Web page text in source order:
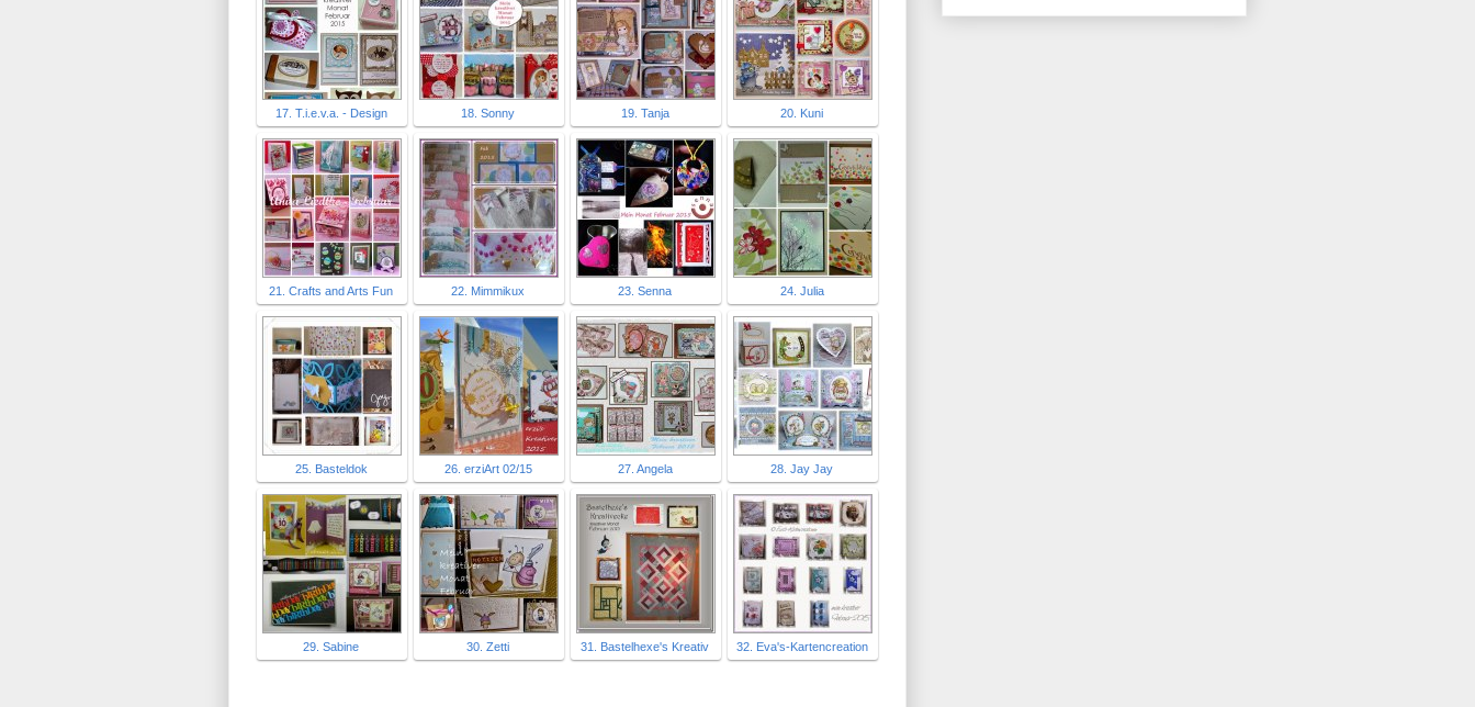
17. T.i.e.v.a. - Design 18. Sonny 19. Tanja 20. Kuni
21. Crafts and Arts Fun 22. Mimmikux 23. Senna 24. Julia
25. Basteldok 26. erziArt 02/15 27. Angela 28. Jay Jay
29. Sabine 30. Zetti 31. Bastelhexe's Kreativ 32. Eva's-Kartencreation